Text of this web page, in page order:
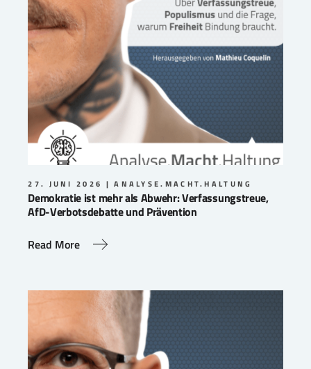
27. JUNI 2026 ANALYSE.MACHT.HALTUNG
Demokratie ist mehr als Abwehr: Verfassungstreue,
AfD-Verbotsdebatte und Prävention
Read More